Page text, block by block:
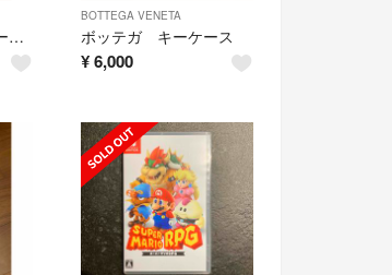
ps4本体 コントローラー ソフト
BOTTEGA VENETA
ボッテガ キーケース
¥6,000